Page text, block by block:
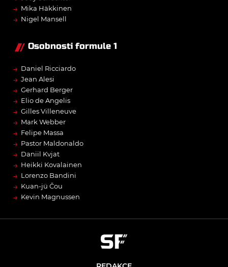
→ Mika Häkkinen
→ Nigel Mansell
Osobnosti formule 1
→ Daniel Ricciardo
→ Jean Alesi
→ Gerhard Berger
→ Elio de Angelis
→ Gilles Villeneuve
→ Mark Webber
→ Felipe Massa
→ Pastor Maldonaldo
→ Daniil Kvjat
→ Heikki Kovalainen
→ Lorenzo Bandini
→ Kuan-jü Čou
→ Kevin Magnussen